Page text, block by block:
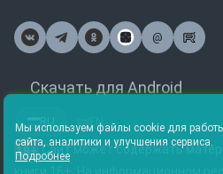
@
Почта
Скачать для Android
EN
18+Сайт может содержать
Мы используем файлы cookie для
сайта, аналитики и улучшения сервиса.
Подробнее